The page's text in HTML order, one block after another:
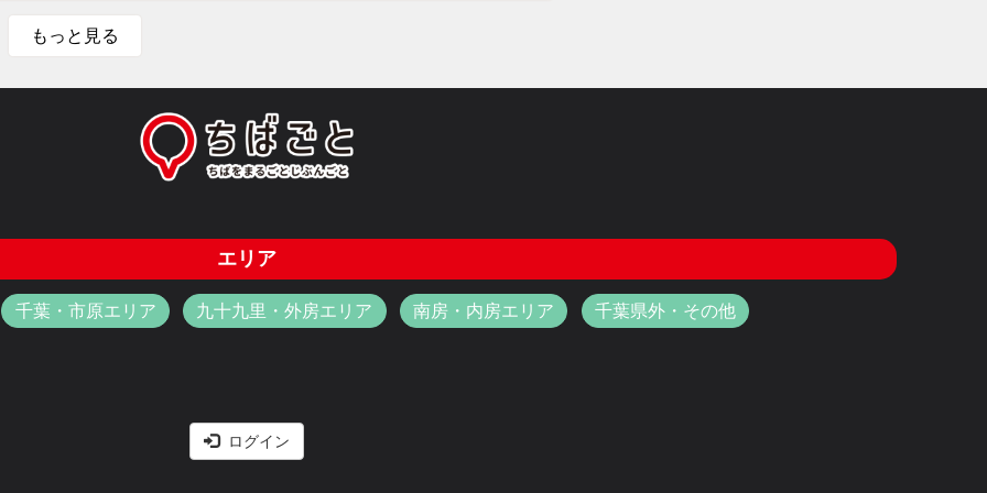
もっと見る
エリア
千葉・市原エリア 九十九里・外房エリア 南房・内房エリア 千葉県外・その他
ログイン